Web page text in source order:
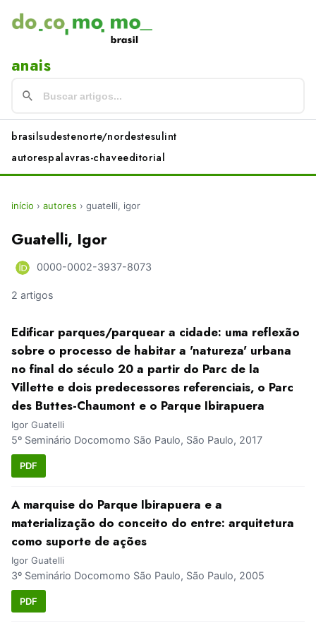
anais
brasilsudestenorte/nordestesulint
autorespalavras-chaveeditorial
início › autores › guatelli, igor
Guatelli, Igor
0000-0002-3937-8073
2 artigos
Edificar parques/parquear a cidade: uma reflexão
sobre o processo de habitar a 'natureza' urbana
no final do século 20 a partir do Parc de la
Villette e dois predecessores referenciais, o Parc
des Buttes-Chaumont e o Parque Ibirapuera
Igor Guatelli
5º Seminário Docomomo São Paulo, São Paulo, 2017
PDF
A marquise do Parque Ibirapuera e a
materialização do conceito do entre: arquitetura
como suporte de ações
Igor Guatelli
3º Seminário Docomomo São Paulo, São Paulo, 2005
PDF